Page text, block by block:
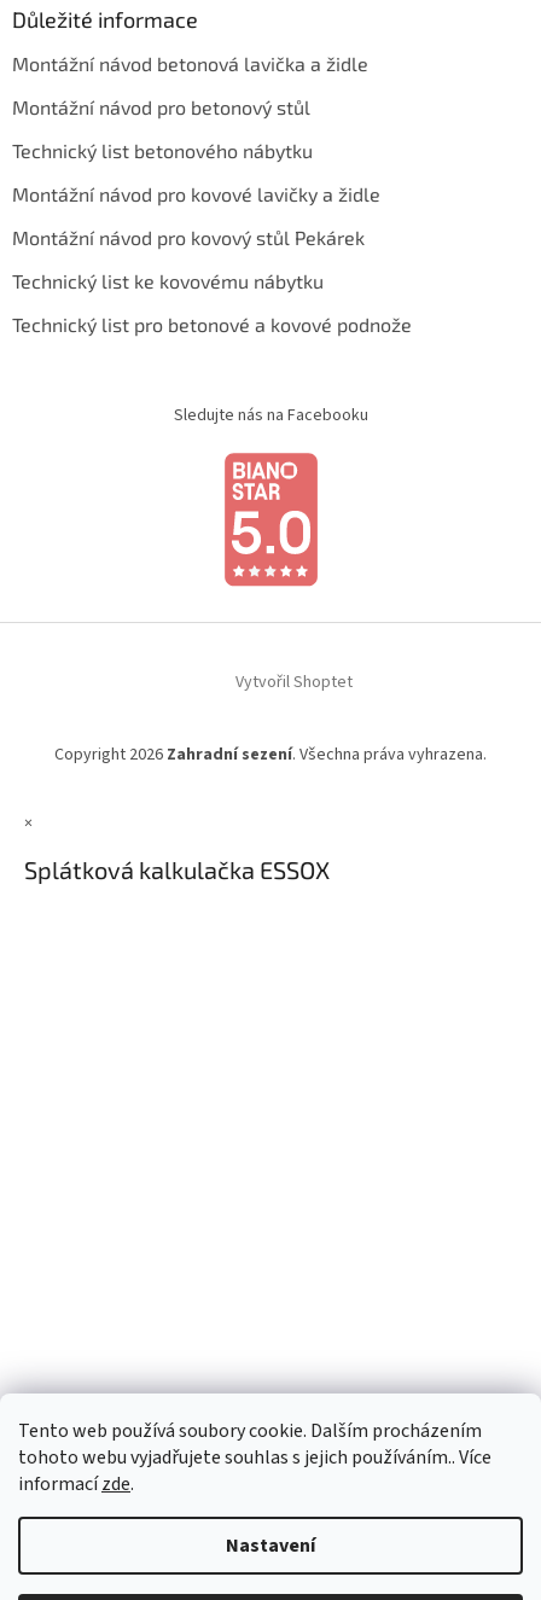
Tento web používá soubory cookie. Dalším procházením
tohoto webu vyjadřujete souhlas s jejich používáním.. Více
informacízde.
Nastavení
Důležité informace
Montážní návod betonová lavička a židle
Montážní návod pro betonový stůl
Technický list betonového nábytku
Montážní návod pro kovové lavičky a židle
Montážní návod pro kovový stůl Pekárek
Technický list ke kovovému nábytku
Technický list pro betonové a kovové podnože
Sledujte nás na Facebooku
Vytvořil Shoptet
Copyright 2026 Zahradní sezení. Všechna práva vyhrazena.
×
Splátková kalkulačka ESSOX